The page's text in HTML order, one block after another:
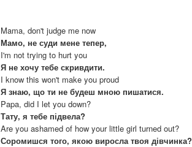
Mama, don't judge me now
Мамо, не суди мене тепер,
I'm not trying to hurt you
Я не хочу тебе скривдити.
I know this won't make you proud
Я знаю, що ти не будеш мною пишатися.
Papa, did I let you down?
Тату, я тебе підвела?
Are you ashamed of how your little girl turned out?
Соромишся того, якою виросла твоя дівчинка?